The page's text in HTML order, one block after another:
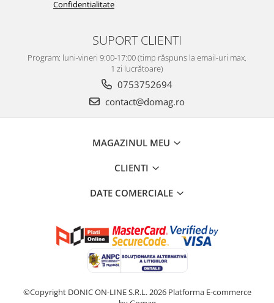
Confidentialitate
SUPORT CLIENTI
Program: luni-vineri 9:00-17:00 (timp răspuns la email-uri max.
1 zi lucrătoare)
0753752694
contact@domag.ro
MAGAZINUL MEU
CLIENTI
DATE COMERCIALE
©Copyright DONIC ON-LINE S.R.L. 2026 Platforma E-commerce